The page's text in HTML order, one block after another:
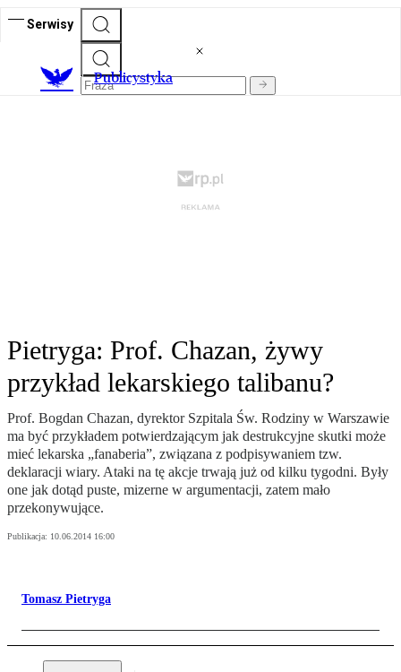
Serwisy
Publicystyka
Pietryga: Prof. Chazan, żywy
przykład lekarskiego talibanu?
Prof. Bogdan Chazan, dyrektor Szpitala Św. Rodziny w Warszawie
ma być przykładem potwierdzającym jak destrukcyjne skutki może
mieć lekarska „fanaberia”, związana z podpisywaniem tzw.
deklaracji wiary. Ataki na tę akcje trwają już od kilku tygodni. Były
one jak dotąd puste, mizerne w argumentacji, zatem mało
przekonywujące.
Publikacja: 10.06.2014 16:00
Tomasz Pietryga